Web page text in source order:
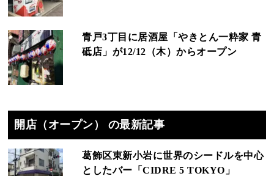
青戸3丁目に居酒屋「やきとん一粋家 青
砥店」が12/12（木）からオープン
開店（オープン） の最新記事
葛飾区東新小岩に世界のシードルを中心
としたバー「CIDRE 5 TOKYO」